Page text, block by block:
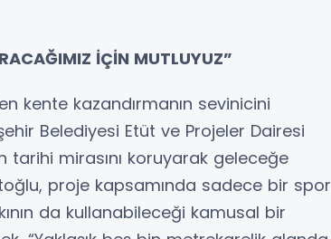
İÇİN MUTLUYUZ”
kente kazandırmanın sevinicini
Belediyesi Etüt ve Projeler Dairesi
tarihi mirasını koruyarak geleceğe
proje kapsamında sadece bir spor
da kullanabileceği kamusal bir